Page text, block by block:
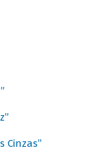
Cinzas”